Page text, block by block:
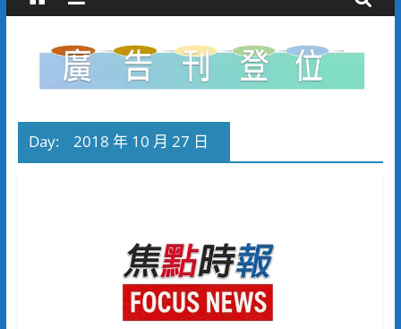
Day: 2018 年 10 月 27 日